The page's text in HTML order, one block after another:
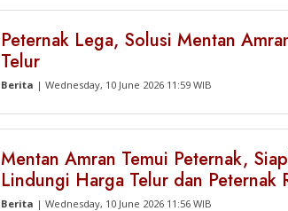
Peternak Lega, Solusi Mentan
Telur
Berita | Wednesday, 10 June 2026 11:59 WIB
Mentan Amran Temui Peternak,
Lindungi Harga Telur dan Peternak
Berita | Wednesday, 10 June 2026 11:56 WIB